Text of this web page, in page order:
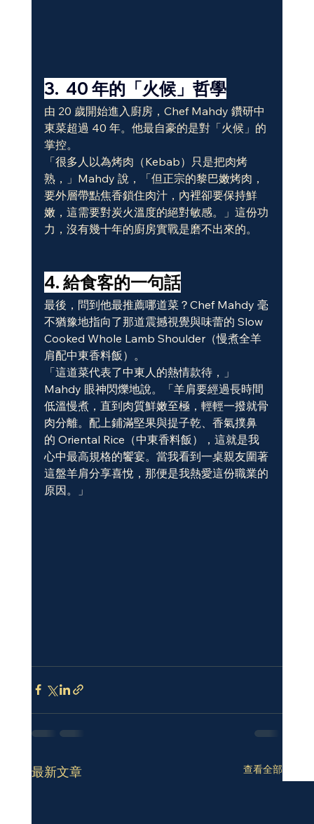
3.  40 年的「火候」哲學
由 20 歲開始進入廚房，Chef Mahdy 鑽研中
東菜超過 40 年。他最自豪的是對「火候」的
掌控。
「很多人以為烤肉（Kebab）只是把肉烤
熟，」Mahdy 說，「但正宗的黎巴嫩烤肉，
要外層帶點焦香鎖住肉汁，內裡卻要保持鮮
嫩，這需要對炭火溫度的絕對敏感。」這份功
力，沒有幾十年的廚房實戰是磨不出來的。
4. 給食客的一句話
最後，問到他最推薦哪道菜？Chef Mahdy 毫
不猶豫地指向了那道震撼視覺與味蕾的 Slow
Cooked Whole Lamb Shoulder（慢煮全羊
肩配中東香料飯）。
「這道菜代表了中東人的熱情款待，」
Mahdy 眼神閃爍地說。「羊肩要經過長時間
低溫慢煮，直到肉質鮮嫩至極，輕輕一撥就骨
肉分離。配上鋪滿堅果與提子乾、香氣撲鼻
的 Oriental Rice（中東香料飯），這就是我
心中最高規格的饗宴。當我看到一桌親友圍著
這盤羊肩分享喜悅，那便是我熱愛這份職業的
原因。」
最新文章 查看全部